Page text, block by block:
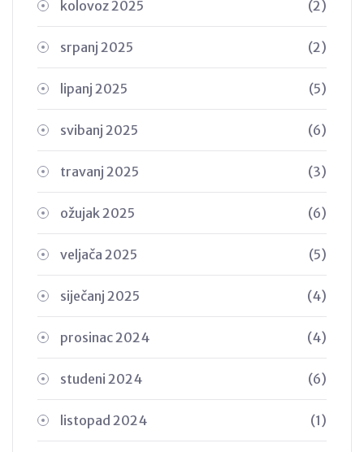
kolovoz 2025 (2)
srpanj 2025 (2)
lipanj 2025 (5)
svibanj 2025 (6)
travanj 2025 (3)
ožujak 2025 (6)
veljača 2025 (5)
siječanj 2025 (4)
prosinac 2024 (4)
studeni 2024 (6)
listopad 2024 (1)